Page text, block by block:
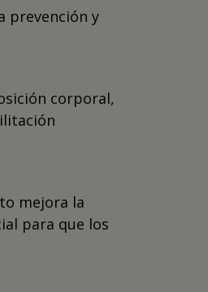
prevención y
corporal,
mejora la
para que los